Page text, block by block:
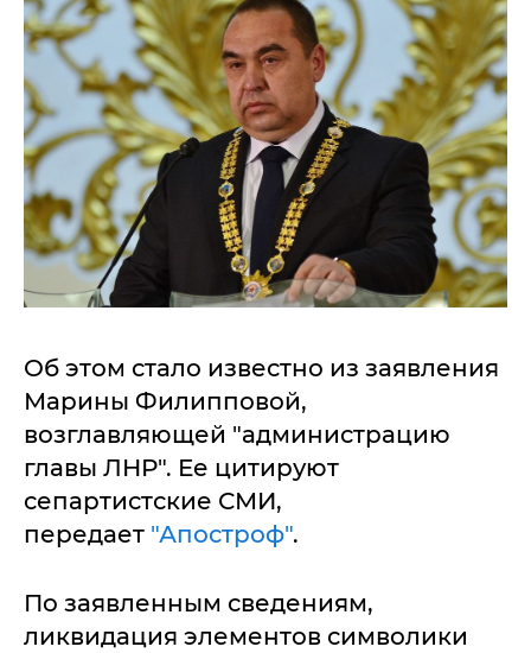
Об этом стало известно из заявления
Марины Филипповой,
возглавляющей "администрацию
главы ЛНР". Ее цитируют
сепартистские СМИ,
передает "Апостроф".
По заявленным сведениям,
ликвидация элементов символики